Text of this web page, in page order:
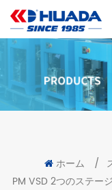
ホーム /
PM VSD 2つのステー